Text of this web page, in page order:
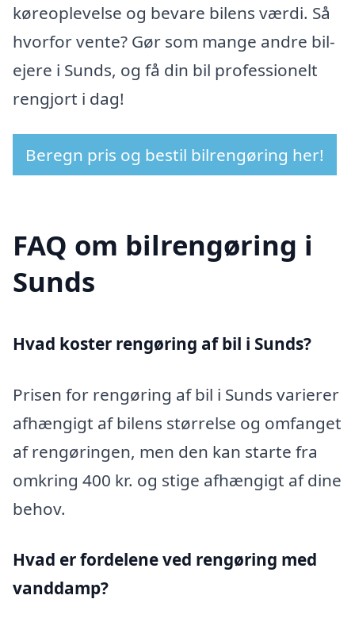
køreoplevelse og bevare bilens værdi. Så
hvorfor vente? Gør som mange andre bil-
ejere i Sunds, og få din bil professionelt
rengjort i dag!
Beregn pris og bestil bilrengøring her!
FAQ om bilrengøring i
Sunds
Hvad koster rengøring af bil i Sunds?
Prisen for rengøring af bil i Sunds varierer
afhængigt af bilens størrelse og omfanget
af rengøringen, men den kan starte fra
omkring 400 kr. og stige afhængigt af dine
behov.
Hvad er fordelene ved rengøring med
vanddamp?